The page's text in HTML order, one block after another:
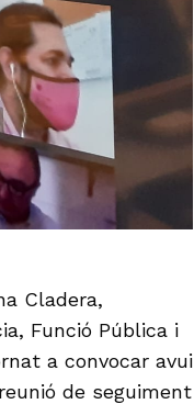
Cladera,
Funció Pública i
a convocar avui
de seguiment